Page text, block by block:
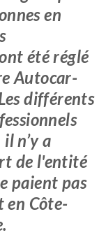
en
été réglé
Autocar-
différents
n’y a
de l'entité
paient pas
Côte-